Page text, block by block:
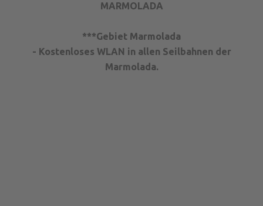
MARMOLADA
***Gebiet Marmolada
- Kostenloses WLAN in allen Seilbahnen der
Marmolada.